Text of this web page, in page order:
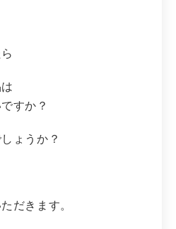
すか？
ょうか？
だきます。